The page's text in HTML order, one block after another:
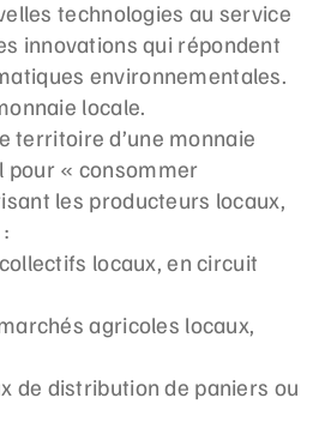
technologies au service
innovations qui répondent
environnementales.
locale.
territoire d’une monnaie
pour « consommer
les producteurs locaux,
locaux, en circuit
agricoles locaux,
de distribution de paniers ou